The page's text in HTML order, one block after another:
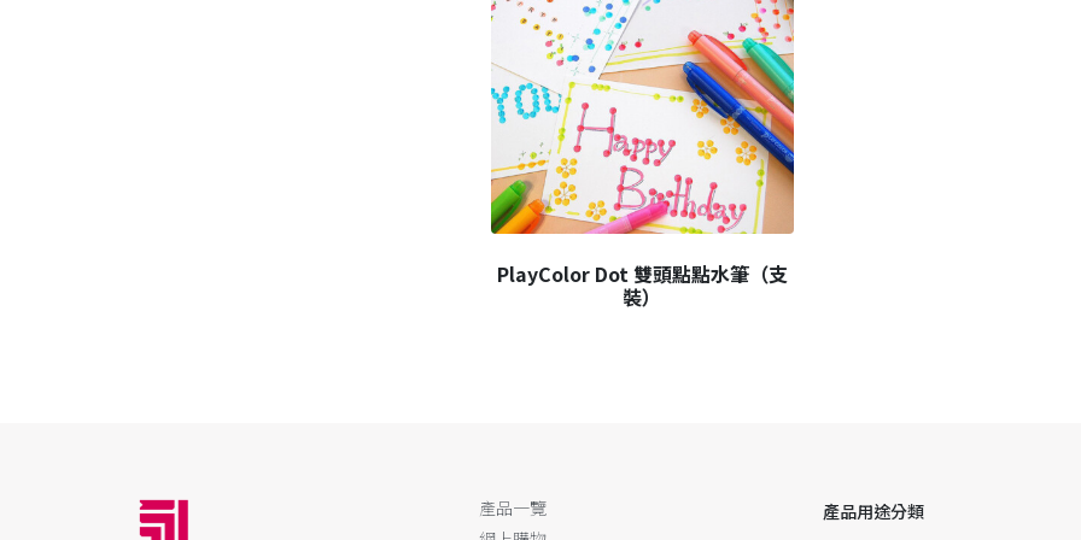
PlayColor Dot 雙頭點點水筆（支
裝）
產品一覽
產品用途分類